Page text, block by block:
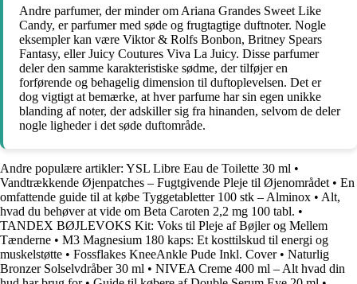
Andre parfumer, der minder om Ariana Grandes Sweet Like
Candy, er parfumer med søde og frugtagtige duftnoter. Nogle
eksempler kan være Viktor & Rolfs Bonbon, Britney Spears
Fantasy, eller Juicy Coutures Viva La Juicy. Disse parfumer
deler den samme karakteristiske sødme, der tilføjer en
forførende og behagelig dimension til duftoplevelsen. Det er
dog vigtigt at bemærke, at hver parfume har sin egen unikke
blanding af noter, der adskiller sig fra hinanden, selvom de deler
nogle ligheder i det søde duftområde.
Andre populære artikler: YSL Libre Eau de Toilette 30 ml •
Vandtrækkende Øjenpatches – Fugtgivende Pleje til Øjenområdet • En
omfattende guide til at købe Tyggetabletter 100 stk – Alminox • Alt,
hvad du behøver at vide om Beta Caroten 2,2 mg 100 tabl. •
TANDEX BØJLEVOKS Kit: Voks til Pleje af Bøjler og Mellem
Tænderne • M3 Magnesium 180 kaps: Et kosttilskud til energi og
muskelstøtte • Fossflakes KneeAnkle Pude Inkl. Cover• Naturlig
Bronzer Solselvdråber 30 ml • NIVEA Creme 400 ml – Alt hvad din